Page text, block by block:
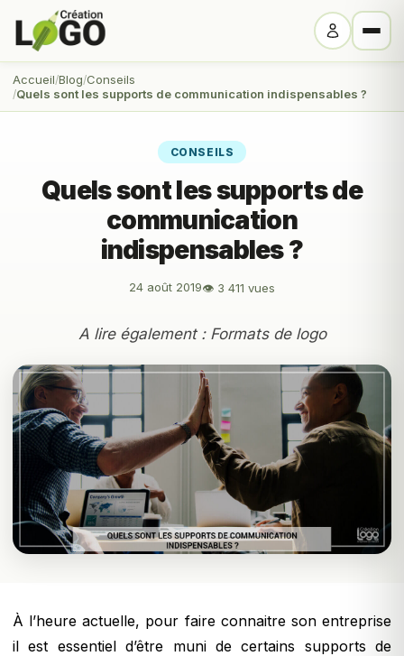
Accueil Blog Conseils
Quels sont les supports de communication indispensables ?
CONSEILS
Quels sont les supports de
communication
indispensables ?
24 août 2019👁 3 411 vues
A lire également : Formats de logo
À l’heure actuelle, pour faire connaitre son entreprise
il est essentiel d’être muni de certains supports de